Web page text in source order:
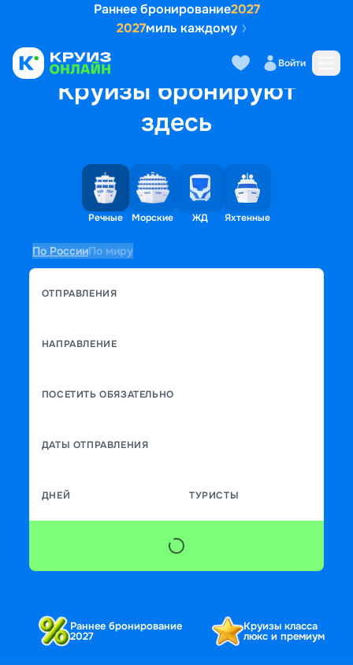
Раннее бронирование2027
2027миль каждому
Войти
Круизы бронируют
здесь
Речные Морские ЖД Яхтенные
По РоссииПо миру
ОТПРАВЛЕНИЯ
НАПРАВЛЕНИЕ
ПОСЕТИТЬ ОБЯЗАТЕЛЬНО
ДАТЫ ОТПРАВЛЕНИЯ
ДНЕЙ ТУРИСТЫ
Раннее бронирование
2027
Круизы класса
люкс и премиум